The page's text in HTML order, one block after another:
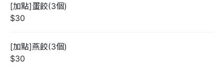
[加點]蛋餃(3個)
$30
[加點]燕餃(3個)
$30